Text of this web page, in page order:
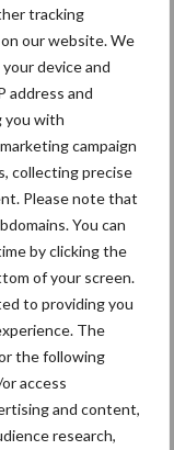
tracking
our website. We
device and
address and
you with
campaign
collecting precise
Please note that
You can
by clicking the
of your screen.
to providing you
The
the following
access
and content,
research,
voor